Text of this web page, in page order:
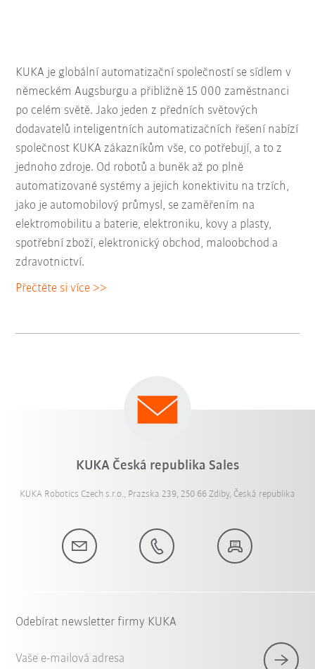
KUKA je globální automatizační společností se sídlem v
německém Augsburgu a přibližně 15 000 zaměstnanci
po celém světě. Jako jeden z předních světových
dodavatelů inteligentních automatizačních řešení nabízí
společnost KUKA zákazníkům vše, co potřebují, a to z
jednoho zdroje. Od robotů a buněk až po plně
automatizované systémy a jejich konektivitu na trzích,
jako je automobilový průmysl, se zaměřením na
elektromobilitu a baterie, elektroniku, kovy a plasty,
spotřební zboží, elektronický obchod, maloobchod a
zdravotnictví.
Přečtěte si více >>
KUKA Česká republika Sales
KUKA Robotics Czech s.r.o., Prazska 239, 250 66 Zdiby, Česká republika
Odebírat newsletter firmy KUKA
Vaše e-mailová adresa